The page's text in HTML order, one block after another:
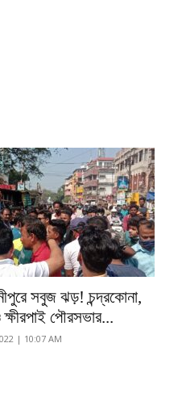
সবুজ ঝড়! চন্দ্রকোনা,
পৌরসভার...
| 10:07 AM